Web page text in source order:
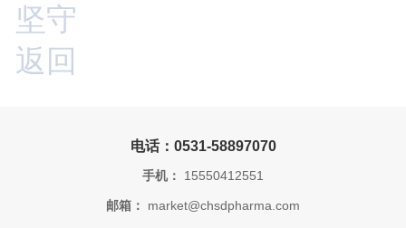
坚守
返回
电话：0531-58897070
手机： 15550412551
邮箱： market@chsdpharma.com